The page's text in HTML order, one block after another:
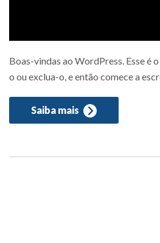
Boas-vindas ao WordPress. Esse é
o ou exclua-o, e então comece a
Saiba mais